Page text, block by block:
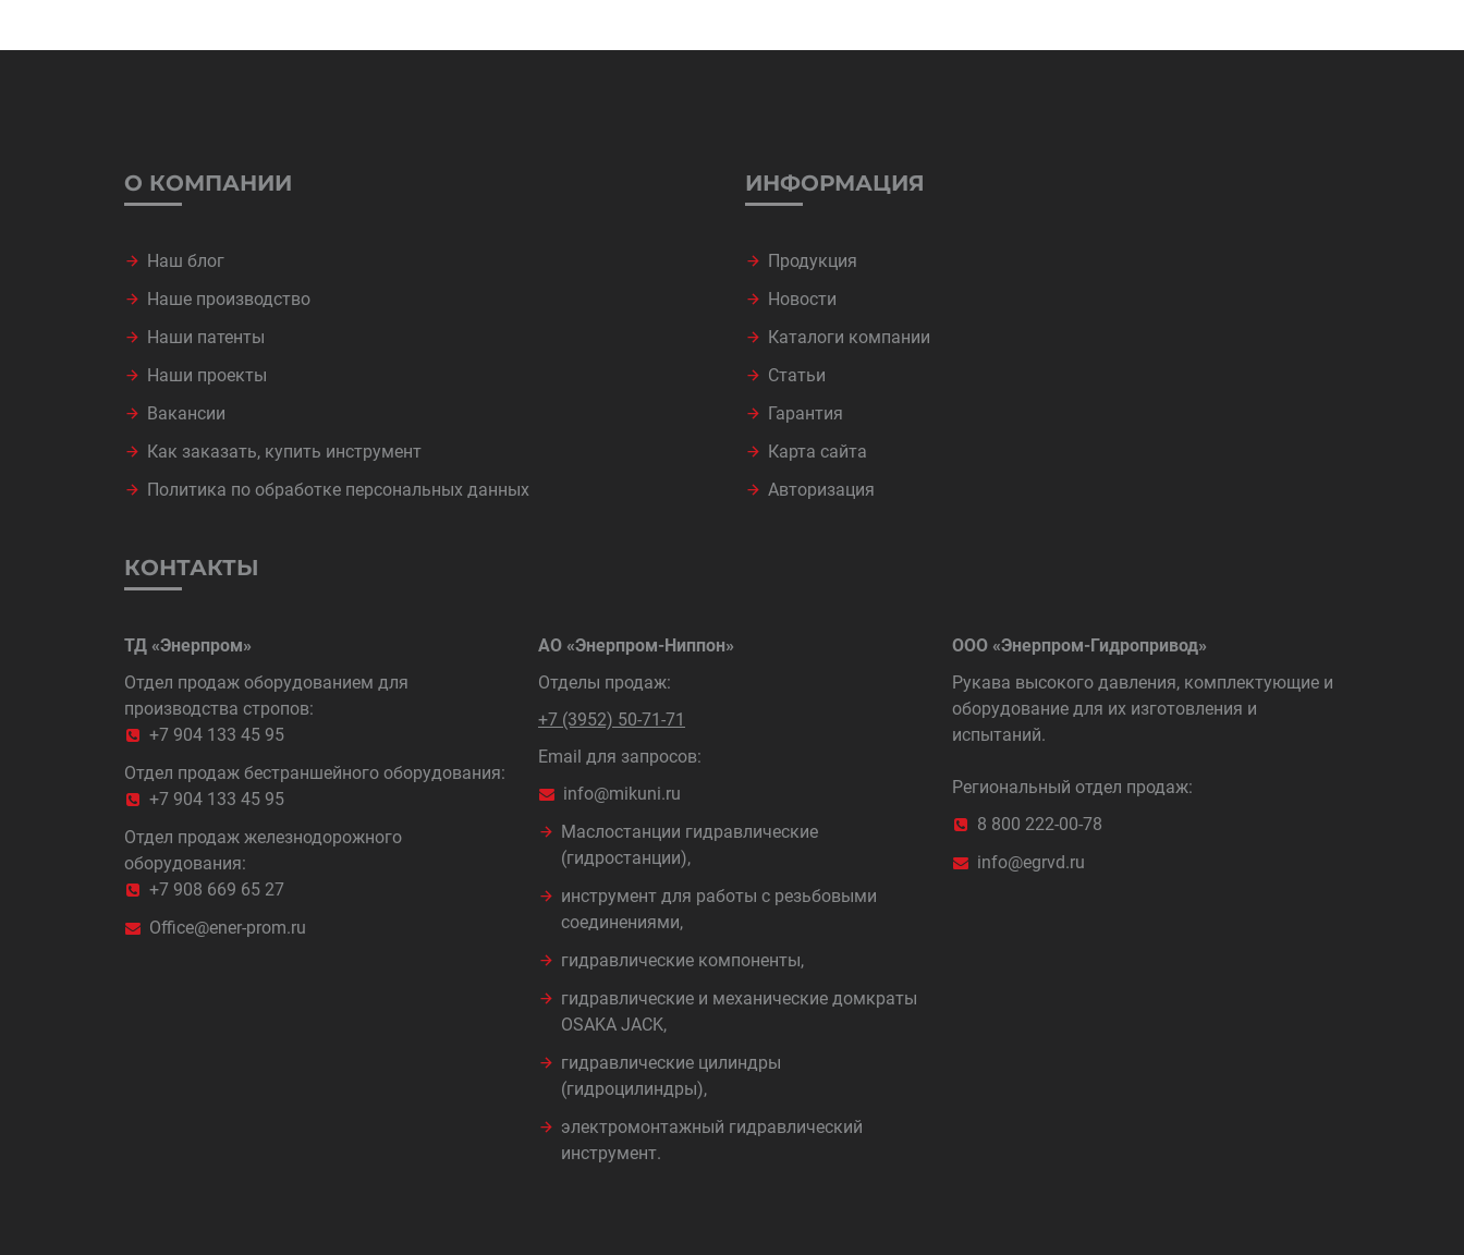
О КОМПАНИИ
Наш блог
Наше производство
Наши патенты
Наши проекты
Вакансии
Как заказать, купить инструмент
Политика по обработке персональных данных
ИНФОРМАЦИЯ
Продукция
Новости
Каталоги компании
Статьи
Гарантия
Карта сайта
Авторизация
КОНТАКТЫ
ТД «Энерпром»
Отдел продаж оборудованием для
производства стропов:
+7 904 133 45 95
Отдел продаж бестраншейного оборудования:
+7 904 133 45 95
Отдел продаж железнодорожного
оборудования:
+7 908 669 65 27
Office@ener-prom.ru
АО «Энерпром-Ниппон»
Отделы продаж:
+7 (3952) 50-71-71
Email для запросов:
info@mikuni.ru
Маслостанции гидравлические
(гидростанции),
инструмент для работы с резьбовыми
соединениями,
гидравлические компоненты,
гидравлические и механические домкраты
OSAKA JACK,
гидравлические цилиндры
(гидроцилиндры),
электромонтажный гидравлический
инструмент.
ООО «Энерпром-Гидропривод»
Рукава высокого давления, комплектующие и
оборудование для их изготовления и
испытаний.
Региональный отдел продаж:
8 800 222-00-78
info@egrvd.ru